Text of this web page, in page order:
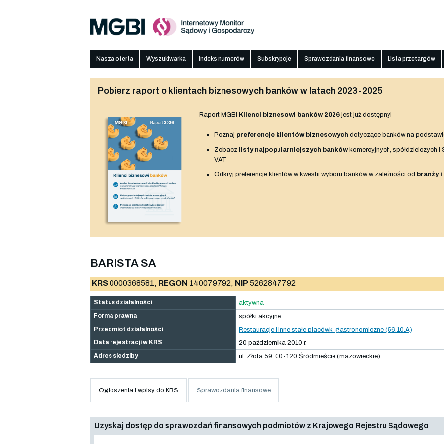
Nasza oferta Wyszukiwarka Indeks numerów Subskrypcje Sprawozdania finansowe Lista przetargów
Pobierz raport o klientach biznesowych banków w latach 2023-2025
Raport MGBI Klienci biznesowi banków 2026 jest już dostępny!
Poznaj preferencje klientów biznesowych dotyczące banków na
Zobacz listy najpopularniejszych bankówkomercyjnych, spółdzielczych i
VAT
Odkryj preferencje klientów w kwestii wyboru banków w zależności od branży
BARISTA SA
KRS0000368581, REGON 140079792, NIP5262847792
Status działalności
aktywna
Forma prawna
spółki akcyjne
Przedmiot działalności
Restauracje i inne stałe placówki gastronomiczne (56.10.A)
Data rejestracji w KRS
20 października 2010 r.
Adres siedziby
ul. Złota 59, 00-120 Śródmieście (mazowieckie)
Ogłoszenia i wpisy do KRS Sprawozdania finansowe
Uzyskaj dostęp do sprawozdań finansowych podmiotów z Krajowego Rejestru Sądowego